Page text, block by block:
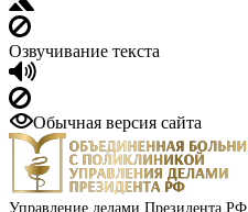
Озвучивание текста
Обычная версия сайта
Управление делами Президента РФ